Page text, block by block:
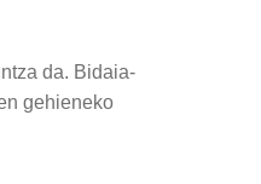
da. Bidaia-
gehieneko